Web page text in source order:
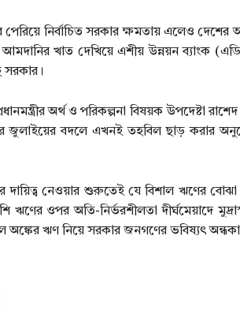
পেরিয়ে নির্বাচিত সরকার ক্ষমতায় এলেও
খাত দেখিয়ে এশীয় উন্নয়ন ব্যাংক
অর্থ ও পরিকল্পনা বিষয়ক
বদলে এখনই তহবিল ছাড় করার
দায়িত্ব নেওয়ার শুরুতেই যে বিশাল ঋণের
ঋণের ওপর অতি-নির্ভরশীলতা দীর্ঘমেয়াদে
অঙ্কের ঋণ নিয়ে সরকার জনগণের ভবিষ্যৎ